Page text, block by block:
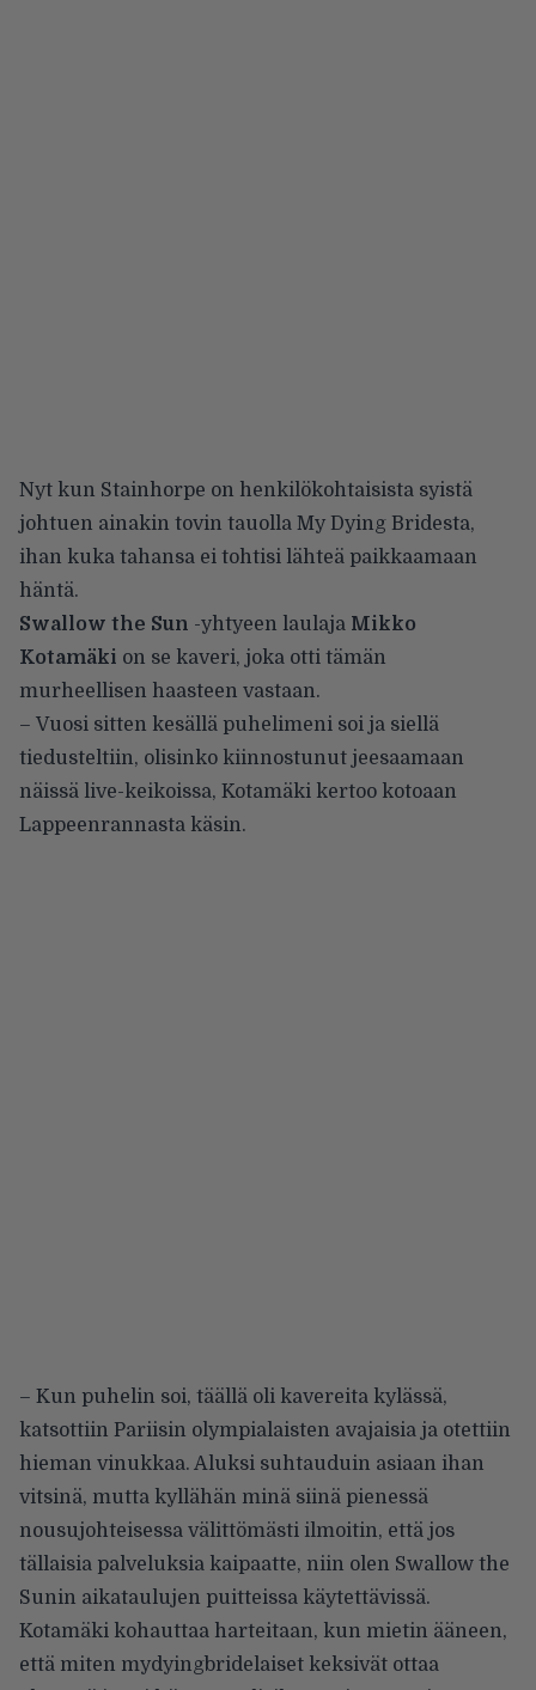
Nyt kun Stainhorpe on henkilökohtaisista syistä
johtuen ainakin tovin tauolla My Dying Bridesta,
ihan kuka tahansa ei tohtisi lähteä paikkaamaan
häntä.
Swallow the Sun -yhtyeen laulaja Mikko
Kotamäki on se kaveri, joka otti tämän
murheellisen haasteen vastaan.
– Vuosi sitten kesällä puhelimeni soi ja siellä
tiedusteltiin, olisinko kiinnostunut jeesaamaan
näissä live-keikoissa, Kotamäki kertoo kotoaan
Lappeenrannasta käsin.
– Kun puhelin soi, täällä oli kavereita kylässä,
katsottiin Pariisin olympialaisten avajaisia ja otettiin
hieman vinukkaa. Aluksi suhtauduin asiaan ihan
vitsinä, mutta kyllähän minä siinä pienessä
nousujohteisessa välittömästi ilmoitin, että jos
tällaisia palveluksia kaipaatte, niin olen Swallow the
Sunin aikataulujen puitteissa käytettävissä.
Kotamäki kohauttaa harteitaan, kun mietin ääneen,
että miten mydyingbridelaiset keksivät ottaa